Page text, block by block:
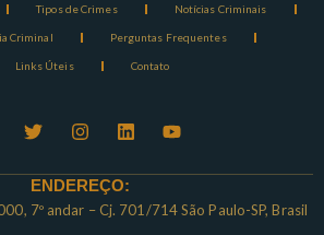
Tipos de Crimes Notícias Criminais
Criminal Perguntas Frequentes
Links Úteis Contato
ENDEREÇO:
7º andar – Cj. 701/714 São Paulo-SP, Brasil